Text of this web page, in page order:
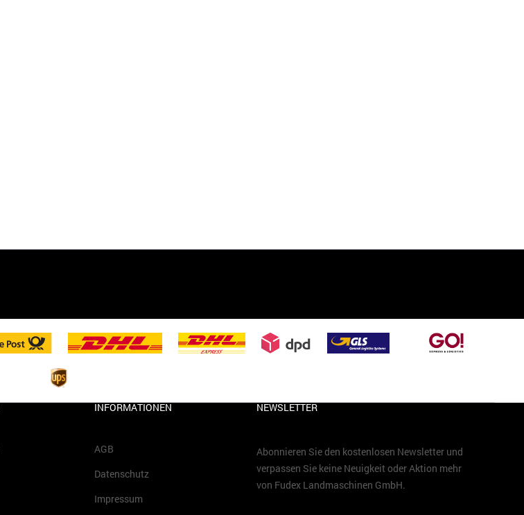
INFORMATIONEN
AGB
Datenschutz
Impressum
NEWSLETTER
Abonnieren Sie den kostenlosen Newsletter und
verpassen Sie keine Neuigkeit oder Aktion mehr
von Fudex Landmaschinen GmbH.